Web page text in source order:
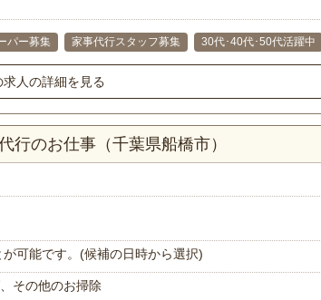
パー募集 家事代行スタッフ募集 30代･40代･50代活躍中
求人の詳細を見る
行のお仕事（千葉県船橋市）
可能です。(候補の日時から選択)
その他のお掃除